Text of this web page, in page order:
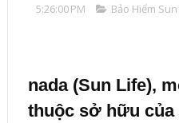
5:26:00 PM Bảo Hiểm
nada (Sun Life),
thuộc sở hữu của